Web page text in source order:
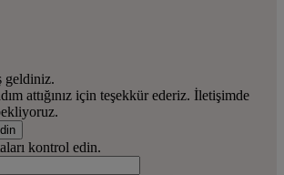
geldiniz.
attığınız için teşekkür ederiz. İletişimde
kontrol edin.